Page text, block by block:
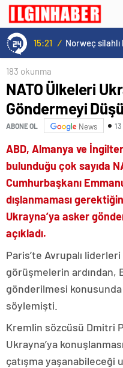
15:21 /
183 okunma
NATO Ülkeleri
Göndermeyi
ABONE OL News
ABD, Almanya ve
bulunduğu çok sayıda
Cumhurbaşkanı
dışlanmaması
Ukrayna’ya asker
açıkladı.
Paris’te Avrupalı
görüşmelerin ardından,
gönderilmesi konusunda
söylemişti.
Kremlin sözcüsü Dmitri
Ukrayna’ya
çatışma yaşanabileceği
formüllerden birini